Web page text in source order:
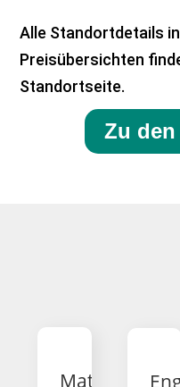
Alle Standortdetails
Preisübersichten
Standortseite.
Zu
Mathematik